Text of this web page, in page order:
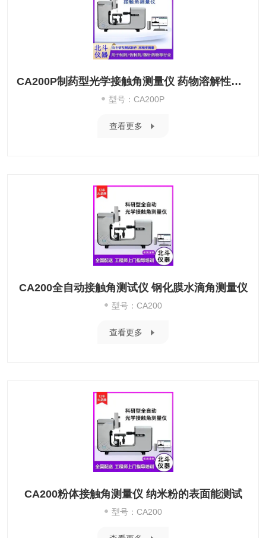
CA200P制药型光学接触角测量仪 药物溶解性测试
型号：CA200P
查看更多
CA200全自动接触角测试仪 钢化膜水滴角测量仪
型号：CA200
查看更多
CA200粉体接触角测量仪 纳米粉的表面能测试
型号：CA200